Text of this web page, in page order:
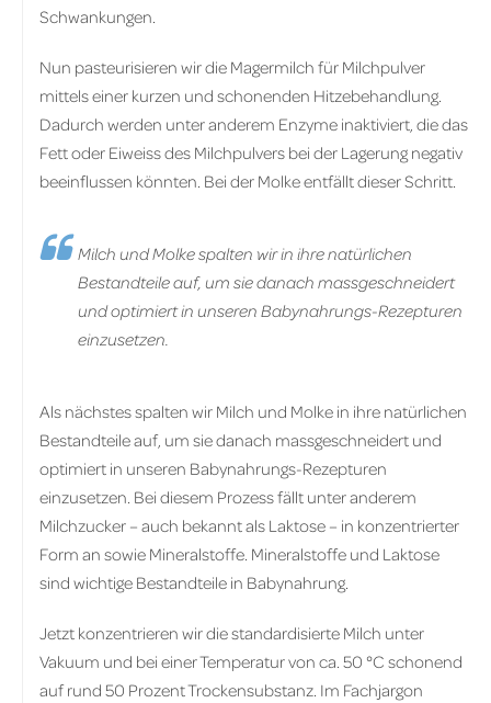
Schwankungen.
Nun pasteurisieren wir die Magermilch für Milchpulver
mittels einer kurzen und schonenden Hitzebehandlung.
Dadurch werden unter anderem Enzyme inaktiviert, die das
Fett oder Eiweiss des Milchpulvers bei der Lagerung negativ
beeinflussen könnten. Bei der Molke entfällt dieser Schritt.
Milch und Molke spalten wir in ihre natürlichen
Bestandteile auf, um sie danach massgeschneidert
und optimiert in unseren Babynahrungs-Rezepturen
einzusetzen.
Als nächstes spalten wir Milch und Molke in ihre natürlichen
Bestandteile auf, um sie danach massgeschneidert und
optimiert in unseren Babynahrungs-Rezepturen
einzusetzen. Bei diesem Prozess fällt unter anderem
Milchzucker – auch bekannt als Laktose – in konzentrierter
Form an sowie Mineralstoffe. Mineralstoffe und Laktose
sind wichtige Bestandteile in Babynahrung.
Jetzt konzentrieren wir die standardisierte Milch unter
Vakuum und bei einer Temperatur von ca. 50 °C schonend
auf rund 50 Prozent Trockensubstanz. Im Fachjargon